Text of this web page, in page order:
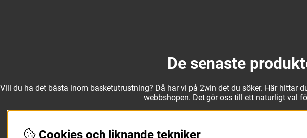
De senaste
Vill du ha det bästa inom basketutrustning? Då har vi på 2win det du söker. Här hittar
webbshopen. Det gör oss till ett naturligt val
Med ett av Sveriges största kläd- och skosortiment inom basket kan vi erbjuda allt
Cookies och liknande tekniker